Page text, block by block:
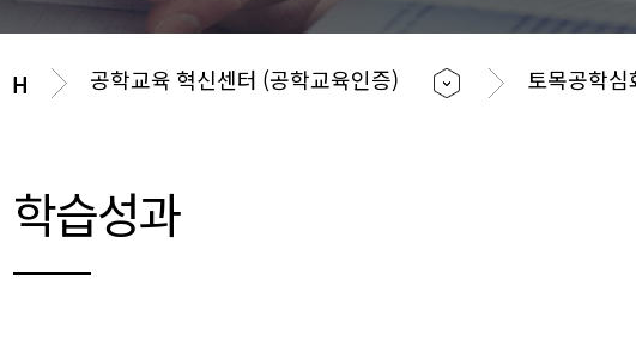
공학교육 혁신센터 (공학교육인증) 토목공학심
학습성과